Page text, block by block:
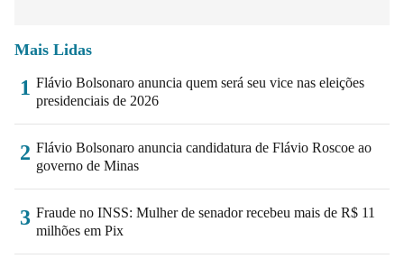
Mais Lidas
1 Flávio Bolsonaro anuncia quem será seu vice nas eleições
presidenciais de 2026
2 Flávio Bolsonaro anuncia candidatura de Flávio Roscoe ao
governo de Minas
3 Fraude no INSS: Mulher de senador recebeu mais de R$ 11
milhões em Pix